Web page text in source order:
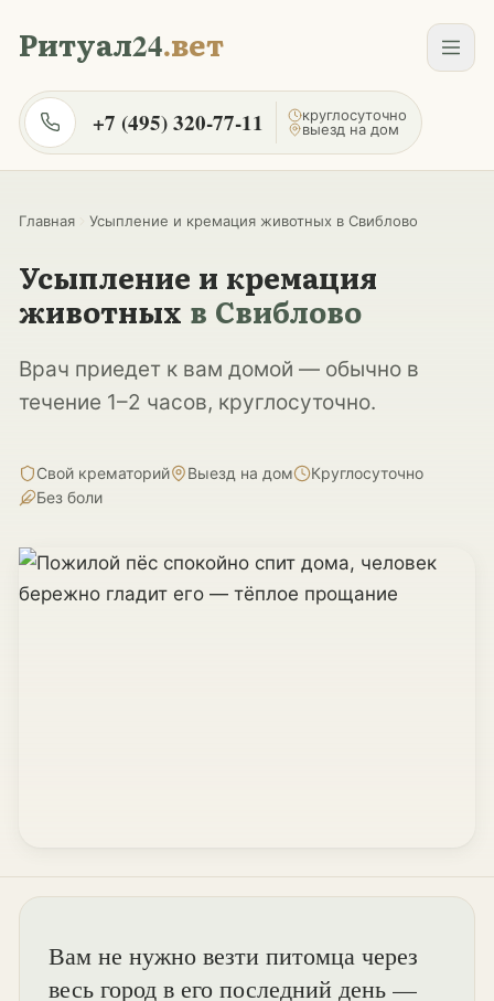
Ритуал24.вет
+7 (495) 320-77-11
круглосуточно
выезд на дом
Главная Усыпление и кремация животных в Свиблово
Усыпление и кремация
животных в Свиблово
Врач приедет к вам домой — обычно в
течение 1–2 часов, круглосуточно.
Свой крематорий Выезд на дом
Круглосуточно
Без боли
Вам не нужно везти питомца через
весь город в его последний день —